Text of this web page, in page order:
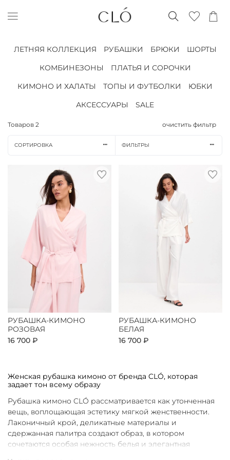
ЛЕТНЯЯ КОЛЛЕКЦИЯ РУБАШКИ БРЮКИ
ШОРТЫ
КОМБИНЕЗОНЫ
ПЛАТЬЯ И СОРОЧКИ
КИМОНО И ХАЛАТЫ
ТОПЫ И ФУТБОЛКИ
ЮБКИ
АКСЕССУАРЫ
SALE
Товаров 2 очистить фильтр
СОРТИРОВКА ФИЛЬТРЫ
РУБАШКА-КИМОНО
РОЗОВАЯ
16 700 ₽
РУБАШКА-КИМОНО
БЕЛАЯ
16 700 ₽
Женская рубашка кимоно от бренда CLÓ, которая
задает тон всему образу
Рубашка кимоно CLÓ рассматривается как утонченная
вещь, воплощающая эстетику мягкой женственности.
Лаконичный крой, деликатные материалы и
сдержанная палитра создают образ, в котором
сочетаются особая нежность белья и элегантная